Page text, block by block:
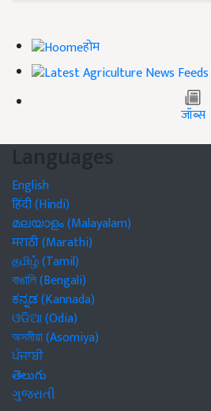
होम
जॉब्स
Languages
English
हिंदी (Hindi)
മലയാളം (Malayalam)
मराठी (Marathi)
தமிழ் (Tamil)
বাঙালি (Bengali)
ಕನ್ನಡ (Kannada)
ଓଡିଆ (Odia)
অসমীয়া (Asomiya)
ਪੰਜਾਬੀ
తెలుగు
ગુજરાતી